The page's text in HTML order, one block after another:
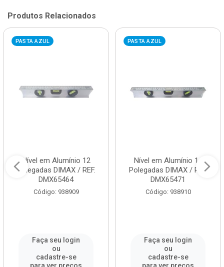
Produtos Relacionados
PASTA AZUL
Nível em Alumínio 12
Polegadas DIMAX / REF.
DMX65464
Código: 938909
Faça seu login
ou
cadastre-se
PASTA AZUL
Nível em Alumínio 14
Polegadas DIMAX / REF.
DMX65471
Código: 938910
Faça seu login
ou
cadastre-se